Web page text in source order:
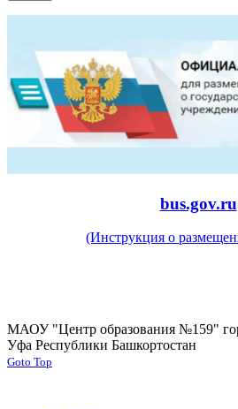
bus.gov.ru
(Инструкция о
МАОУ "Центр образования №159"
Уфа Республики Башкортостан
Goto Top